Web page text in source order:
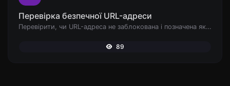
Перевірка безпечної URL-адреси
Перевірити, чи URL-адреса не заблокована і позначена як безпечна/небезпечна Google.
89